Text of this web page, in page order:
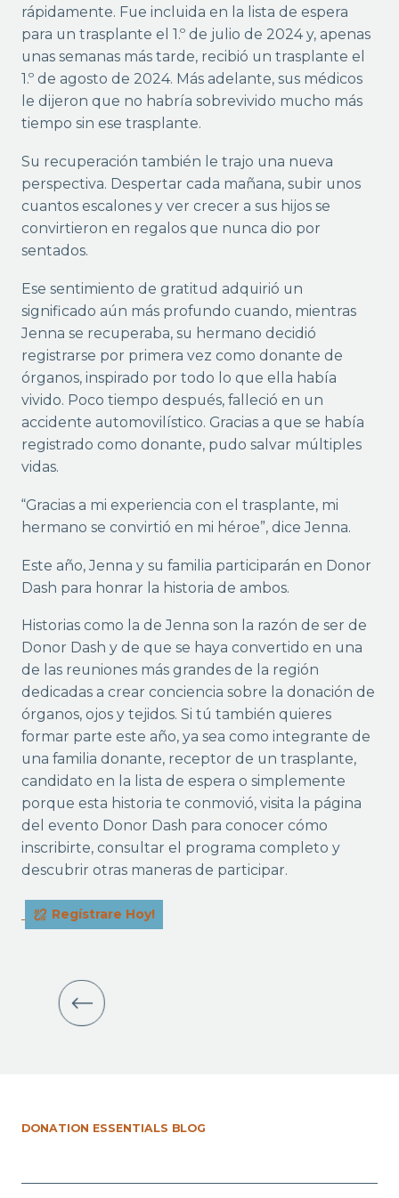
rápidamente. Fue incluida en la lista de espera
para un trasplante el 1.º de julio de 2024 y, apenas
unas semanas más tarde, recibió un trasplante el
1.º de agosto de 2024. Más adelante, sus médicos
le dijeron que no habría sobrevivido mucho más
tiempo sin ese trasplante.
Su recuperación también le trajo una nueva
perspectiva. Despertar cada mañana, subir unos
cuantos escalones y ver crecer a sus hijos se
convirtieron en regalos que nunca dio por
sentados.
Ese sentimiento de gratitud adquirió un
significado aún más profundo cuando, mientras
Jenna se recuperaba, su hermano decidió
registrarse por primera vez como donante de
órganos, inspirado por todo lo que ella había
vivido. Poco tiempo después, falleció en un
accidente automovilístico. Gracias a que se había
registrado como donante, pudo salvar múltiples
vidas.
“Gracias a mi experiencia con el trasplante, mi
hermano se convirtió en mi héroe”, dice Jenna.
Este año, Jenna y su familia participarán en Donor
Dash para honrar la historia de ambos.
Historias como la de Jenna son la razón de ser de
Donor Dash y de que se haya convertido en una
de las reuniones más grandes de la región
dedicadas a crear conciencia sobre la donación de
órganos, ojos y tejidos. Si tú también quieres
formar parte este año, ya sea como integrante de
una familia donante, receptor de un trasplante,
candidato en la lista de espera o simplemente
porque esta historia te conmovió, visita la página
del evento Donor Dash para conocer cómo
inscribirte, consultar el programa completo y
descubrir otras maneras de participar.
Regístrare Hoy!
DONATION ESSENTIALS BLOG